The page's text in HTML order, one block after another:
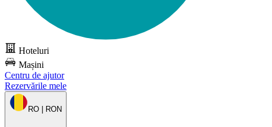
Hoteluri
Mașini
Centru de ajutor
Rezervările mele
RO | RON